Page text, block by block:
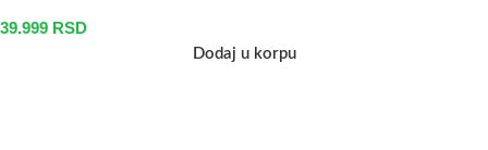
39.999 RSD
Dodaj u korpu